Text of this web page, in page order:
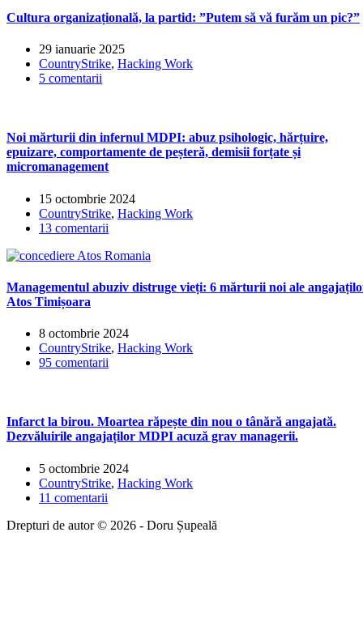
Cultura organizațională, la partid: ”Putem să vă furăm un pic?”
29 ianuarie 2025
CountryStrike, Hacking Work
5 comentarii
Noi mărturii din infernul MDPI: abuz psihologic, hărțuire,
epuizare, comportamente de peșteră, demisii forțate și
micromanagement
15 octombrie 2024
CountryStrike, Hacking Work
13 comentarii
Managementul abuziv distruge vieți: 6 mărturii noi ale
Atos Timișoara
8 octombrie 2024
CountryStrike, Hacking Work
95 comentarii
Infarct la birou. Moartea răpește din nou o tânără angajată.
Dezvăluirile angajaților MDPI acuză grav managerii.
5 octombrie 2024
CountryStrike, Hacking Work
11 comentarii
Drepturi de autor © 2026 - Doru Șupeală